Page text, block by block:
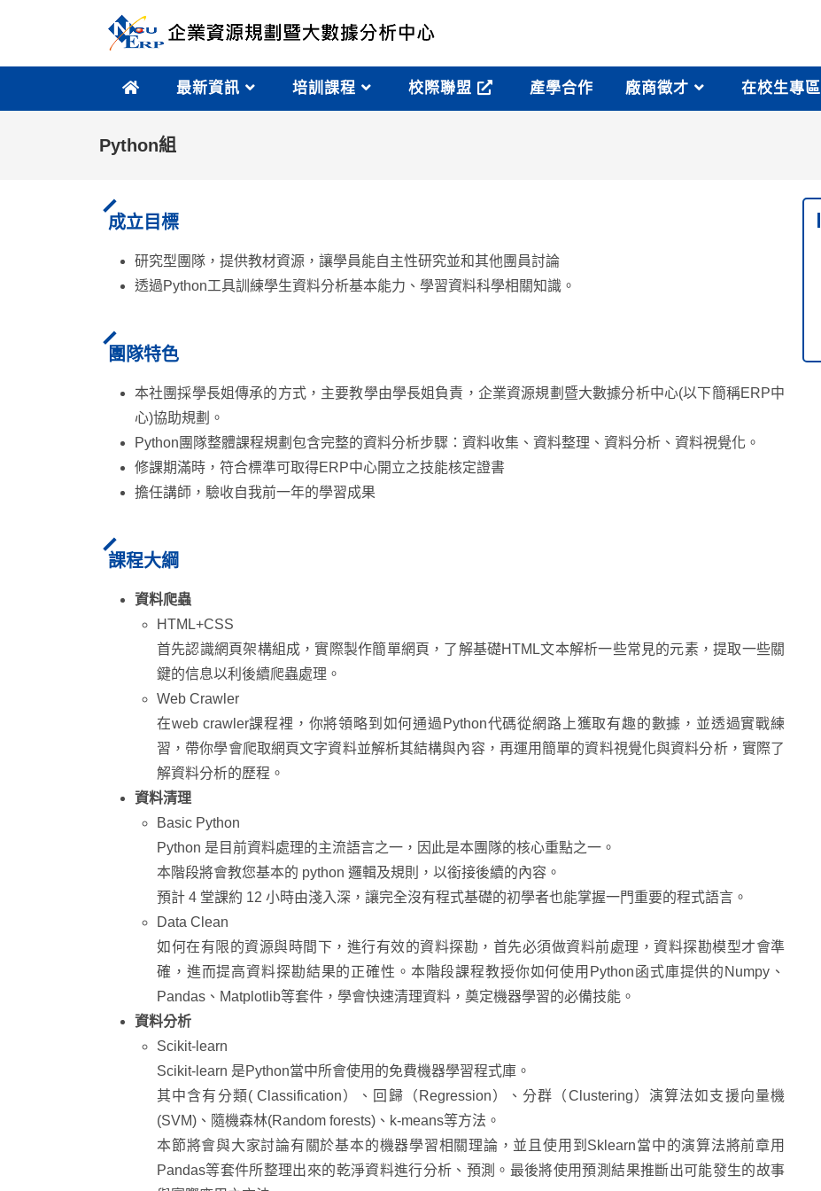
最新資訊 培訓課程 校際聯盟 產學合作 廠商徵才 在校生專區
Python組
成立目標
研究型團隊，提供教材資源，讓學員能自主性研究並和其他團員討論
透過Python工具訓練學生資料分析基本能力、學習資料科學相關知識。
團隊特色
本社團採學長姐傳承的方式，主要教學由學長姐負責，企業資源規劃暨大數據分析中心(以下簡稱ERP中
心)協助規劃。
Python團隊整體課程規劃包含完整的資料分析步驟：資料收集、資料整理、資料分析、資料視覺化。
修課期滿時，符合標準可取得ERP中心開立之技能核定證書
擔任講師，驗收自我前一年的學習成果
課程大綱
資料爬蟲‌
HTML+CSS
首先認識網頁架構組成，實際製作簡單網頁，了解基礎HTML文本解析一些常見的元素，提取一些關
鍵的信息以利後續爬蟲處理。
Web Crawler
在web crawler課程裡，你將領略到如何通過Python代碼從網路上獲取有趣的數據，並透過實戰練
習，帶你學會爬取網頁文字資料並解析其結構與內容，再運用簡單的資料視覺化與資料分析，實際了
解資料分析的歷程。
資料清理‌
Basic Python
Python 是目前資料處理的主流語言之一，因此是本團隊的核心重點之一。
本階段將會教您基本的 python 邏輯及規則，以銜接後續的內容。
預計 4 堂課約 12 小時由淺入深，讓完全沒有程式基礎的初學者也能掌握一門重要的程式語言。
Data Clean
如何在有限的資源與時間下，進行有效的資料探勘，首先必須做資料前處理，資料探勘模型才會準
確，進而提高資料探勘結果的正確性。本階段課程教授你如何使用Python函式庫提供的Numpy、
Pandas、Matplotlib等套件，學會快速清理資料，奠定機器學習的必備技能。
資料分析‌
Scikit-learn
Scikit-learn 是Python當中所會使用的免費機器學習程式庫。
其中含有分類( Classification）、回歸（Regression）、分群（Clustering）演算法如支援向量機
(SVM)、隨機森林(Random forests)、k-means等方法。
本節將會與大家討論有關於基本的機器學習相關理論，並且使用到Sklearn當中的演算法將前章用
Pandas等套件所整理出來的乾淨資料進行分析、預測。最後將使用預測結果推斷出可能發生的故事